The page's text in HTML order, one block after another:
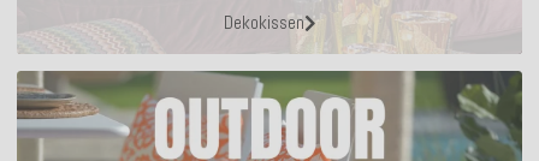
Dekokissen